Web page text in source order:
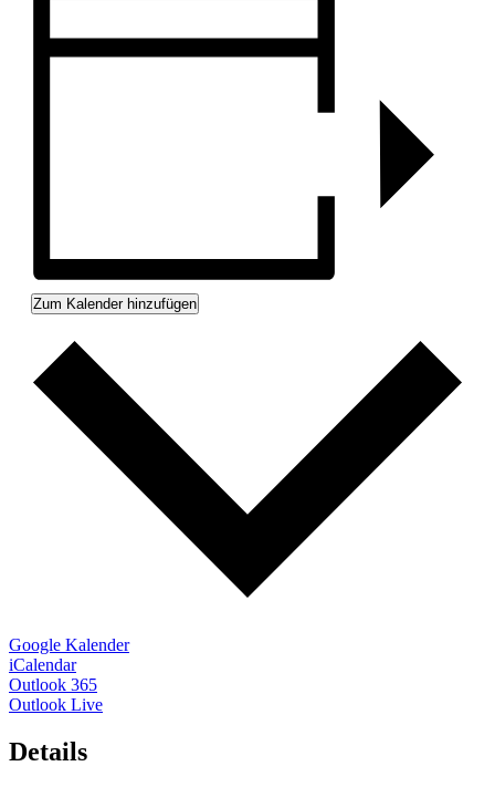
Zum Kalender hinzufügen
Google Kalender
iCalendar
Outlook 365
Outlook Live
Details